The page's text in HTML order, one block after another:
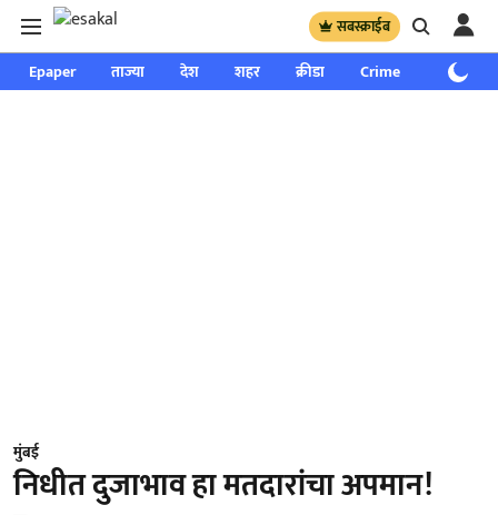
सबस्क्राईब
Epaper ताज्या देश शहर क्रीडा Crime साप्ताहिक
मुंबई
निधीत दुजाभाव हा मतदारांचा अपमान!